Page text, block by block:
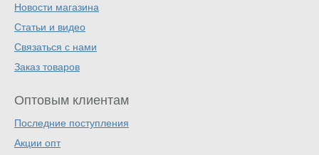
Новости магазина
Статьи и видео
Связаться с нами
Заказ товаров
Оптовым клиентам
Последние поступления
Акции опт